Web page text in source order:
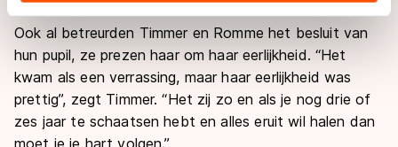
adequaat beschermingsniveau geldt volgens de GDPR.
Door op ‘Toestaan’ te klikken, stemt u in met deze
overdracht. Meer informatie vindt u in onscookiebeleid
Ook al betreurden Timmer en Romme het besluit van
hun pupil, ze prezen haar om haar eerlijkheid. “Het
kwam als een verrassing, maar haar eerlijkheid was
prettig”, zegt Timmer. “Het zij zo en als je nog drie of
zes jaar te schaatsen hebt en alles eruit wil halen dan
moet je je hart volgen.”